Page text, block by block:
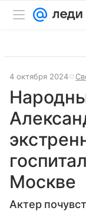
4 октября 2024
Москве
Актер